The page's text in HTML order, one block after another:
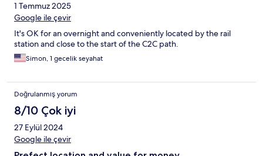
1 Temmuz 2025
Google ile çevir
It's OK for an overnight and conveniently located by the rail
station and close to the start of the C2C path.
Simon, 1 gecelik seyahat
Doğrulanmış yorum
8/10 Çok iyi
27 Eylül 2024
Google ile çevir